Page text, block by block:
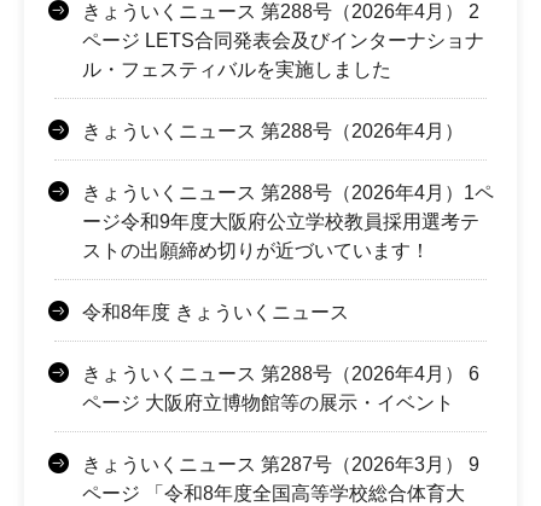
きょういくニュース 第288号（2026年4月） 2
ページ LETS合同発表会及びインターナショナ
ル・フェスティバルを実施しました
きょういくニュース 第288号（2026年4月）
きょういくニュース 第288号（2026年4月）1ペ
ージ令和9年度大阪府公立学校教員採用選考テ
ストの出願締め切りが近づいています！
令和8年度 きょういくニュース
きょういくニュース 第288号（2026年4月） 6
ページ 大阪府立博物館等の展示・イベント
きょういくニュース 第287号（2026年3月） 9
ページ 「令和8年度全国高等学校総合体育大